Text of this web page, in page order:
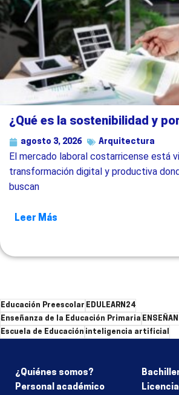
¿Qué es la sostenibilidad y
agosto 3, 2026 Arquitectura
El mercado laboral costarricense está
transformación digital y productiva
buscan
Leer Más
Educación Preescolar EDULEARN24
Enseñanza de la Educación Primaria
Escuela de Educación inteligencia artificial
¿Quiénes somos?
Personal académico